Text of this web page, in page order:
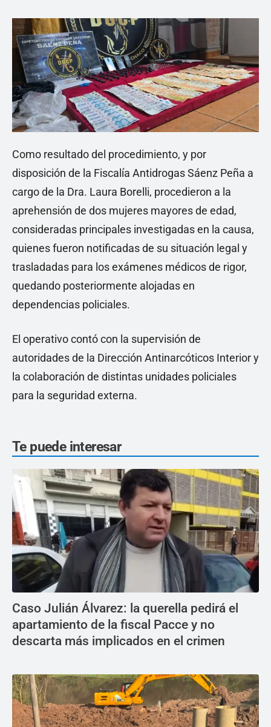
Como resultado del procedimiento, y por
disposición de la Fiscalía Antidrogas Sáenz Peña a
cargo de la Dra. Laura Borelli, procedieron a la
aprehensión de dos mujeres mayores de edad,
consideradas principales investigadas en la causa,
quienes fueron notificadas de su situación legal y
trasladadas para los exámenes médicos de rigor,
quedando posteriormente alojadas en
dependencias policiales.
El operativo contó con la supervisión de
autoridades de la Dirección Antinarcóticos Interior y
la colaboración de distintas unidades policiales
para la seguridad externa.
Te puede interesar
Caso Julián Álvarez: la querella pedirá el
apartamiento de la fiscal Pacce y no
descarta más implicados en el crimen